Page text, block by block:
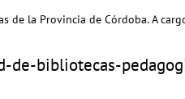
de la Provincia de Córdoba. A
de-bibliotecas-